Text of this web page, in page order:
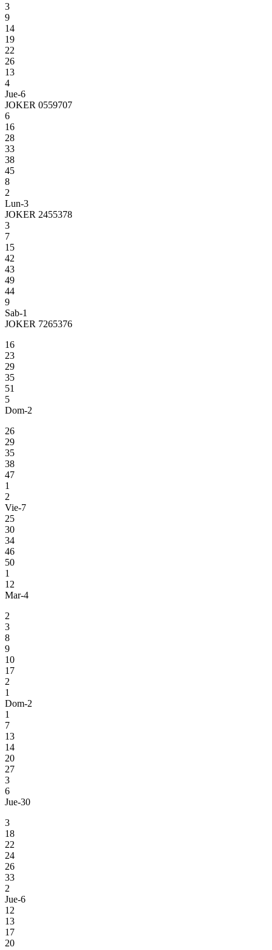
3
9
14
19
22
26
13
4
Jue-6
JOKER 0559707
6
16
28
33
38
45
8
2
Lun-3
JOKER 2455378
3
7
15
42
43
49
44
9
Sab-1
JOKER 7265376
16
23
29
35
51
5
Dom-2
26
29
35
38
47
1
2
Vie-7
25
30
34
46
50
1
12
Mar-4
2
3
8
9
10
17
2
1
Dom-2
1
7
13
14
20
27
3
6
Jue-30
3
18
22
24
26
33
2
Jue-6
12
13
17
20